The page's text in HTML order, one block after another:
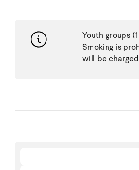
Youth groups
Smoking is
will be